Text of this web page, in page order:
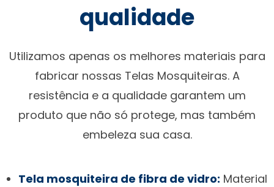
qualidade
Utilizamos apenas os melhores materiais para
fabricar nossas Telas Mosquiteiras. A
resistência e a qualidade garantem um
produto que não só protege, mas também
embeleza sua casa.
Tela mosquiteira de fibra de vidro: Material